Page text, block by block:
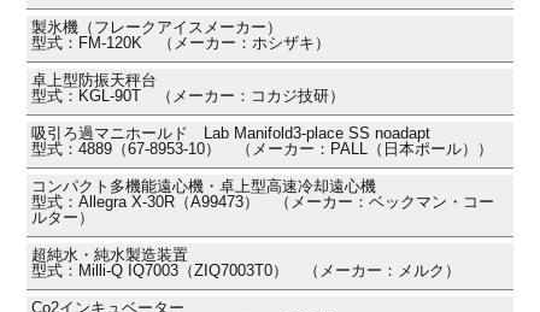
製氷機（フレークアイスメーカー）
型式：FM-120K （メーカー：ホシザキ）
卓上型防振天秤台
型式：KGL-90T （メーカー：コカジ技研）
吸引ろ過マニホールド Lab Manifold3-place SS noadapt
型式：4889（67-8953-10） （メーカー：PALL（日本ポール））
コンパクト多機能遠心機・卓上型高速冷却遠心機
型式：Allegra X-30R（A99473） （メーカー：ベックマン・コー
ルター）
超純水・純水製造装置
型式：Milli-Q IQ7003（ZIQ7003T0） （メーカー：メルク）
Co2インキュベーター